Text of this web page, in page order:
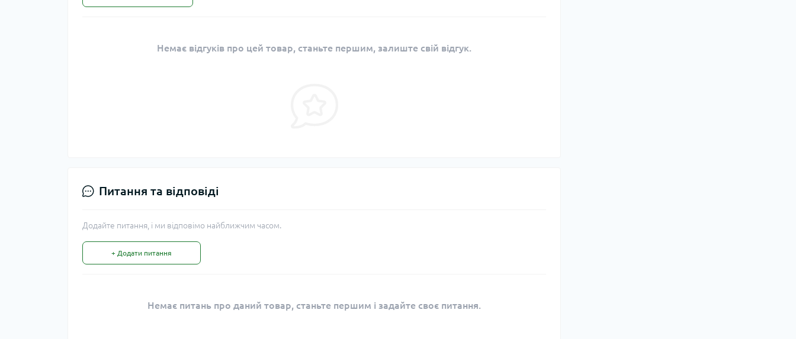
Немає відгуків про цей товар, станьте першим, залиште свій відгук.
Питання та відповіді
Додайте питання, і ми відповімо найближчим часом.
+ Додати питання
Немає питань про даний товар, станьте першим і задайте своє питання.